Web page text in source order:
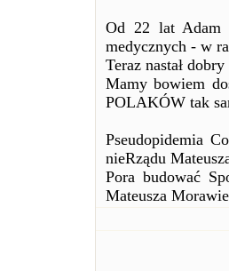
Od 22 lat Adam
medycznych - w
Teraz nastał
Mamy bowiem
POLAKÓW tak
Pseudopidemia
nieRządu
Pora budować
Mateusza